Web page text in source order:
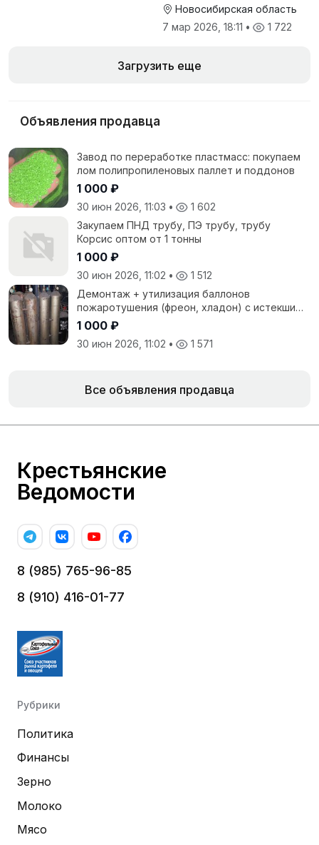
Новосибирская область
7 мар 2026, 18:11 • 1 722
Загрузить еще
Объявления продавца
Завод по переработке пластмасс: покупаем
лом полипропиленовых паллет и поддонов
1 000 ₽
30 июн 2026, 11:03 •
1 602
Закупаем ПНД трубу, ПЭ трубу, трубу
Корсис оптом от 1 тонны
1 000 ₽
30 июн 2026, 11:02 •
1 512
Демонтаж + утилизация баллонов
пожаротушения (фреон, хладон) с истекшим
сроком
1 000 ₽
30 июн 2026, 11:02 • 1 571
Все объявления продавца
Крестьянские
Ведомости
8 (985) 765-96-85
8 (910) 416-01-77
Рубрики
Политика
Финансы
Зерно
Молоко
Мясо